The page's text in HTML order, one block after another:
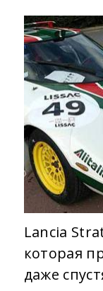
Lancia
которая
даже